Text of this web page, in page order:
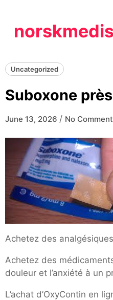
content
Uncategorized
Suboxone
June 13, 2026 / No
Achetez des
Achetez des
douleur et l’anxiété à un
L’achat d’OxyContin en